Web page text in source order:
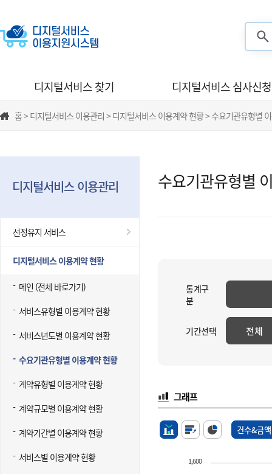
디지털서비스 찾기 디지털서비스 심사신청
홈 > 디지털서비스 이용관리 > 디지털서비스 이용계약 현황 > 수요기관유형별
디지털서비스 이용관리
선정유지 서비스
디지털서비스 이용계약 현황
메인 (전체 바로가기)
서비스유형별 이용계약 현황
서비스년도별 이용계약 현황
수요기관유형별 이용계약 현황
계약유형별 이용계약 현황
계약규모별 이용계약 현황
계약기간별 이용계약 현황
서비스별 이용계약 현황
수요기관유형별
통계구
분
기간선택 전체
그래프
건수&금액
1,600